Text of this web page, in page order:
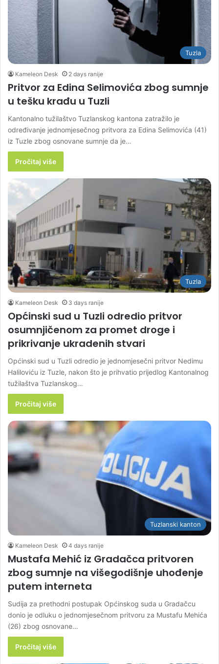
Tuzla
Kameleon Desk 2 days ranije
Pritvor za Edina Selimovića zbog sumnje
u tešku krađu u Tuzli
Kantonalno tužilaštvo Tuzlanskog kantona zatražilo je
određivanje jednomjesečnog pritvora za Edina Selimovića (41)
iz Tuzle zbog osnovane sumnje da je…
Pročitaj više
Tuzla
Kameleon Desk 3 days ranije
Općinski sud u Tuzli odredio pritvor
osumnjičenom za promet droge i
prikrivanje ukradenih stvari
Općinski sud u Tuzli odredio je jednomjesečni pritvor Nedimu
Haliloviću iz Tuzle, nakon što je prihvatio prijedlog Kantonalnog
tužilaštva Tuzlanskog…
Pročitaj više
Tuzlanski kanton
Kameleon Desk 4 days ranije
Mustafa Mehić iz Gradačca pritvoren
zbog sumnje na višegodišnje uhođenje
putem interneta
Sudija za prethodni postupak Općinskog suda u Gradačcu
donio je odluku o jednomjesečnom pritvoru za Mustafu Mehića
(26) zbog osnovane…
Pročitaj više